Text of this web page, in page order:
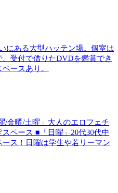
にある大型ハッテン場。個室は
、受付で借りたDVDを鑑賞でき
ースあり。
/金曜/土曜」大人のエロフェチ
ペース ■「日曜」20代30代中
ス！日曜は学生や若リーマン